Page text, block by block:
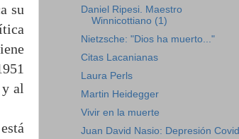
su
y al
Daniel Ripesi. Maestro
Winnicottiano (1)
Nietzsche: "Dios ha muerto..."
Citas Lacanianas
Laura Perls
Martin Heidegger
Vivir en la muerte
Juan David Nasio: Depresión Covid